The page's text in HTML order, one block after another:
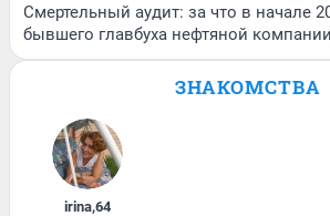
Смертельный аудит: за что в начале
бывшего главбуха нефтяной
ЗНАКОМСТВА
irina,64